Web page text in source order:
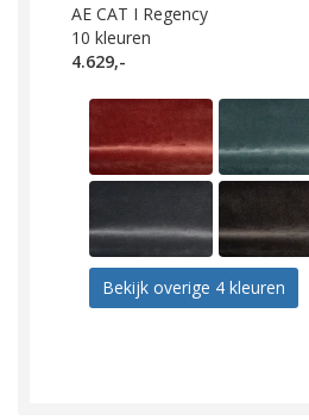
AE CAT I Regency
10 kleuren
4.629,-
Bekijk overige 4 kleuren